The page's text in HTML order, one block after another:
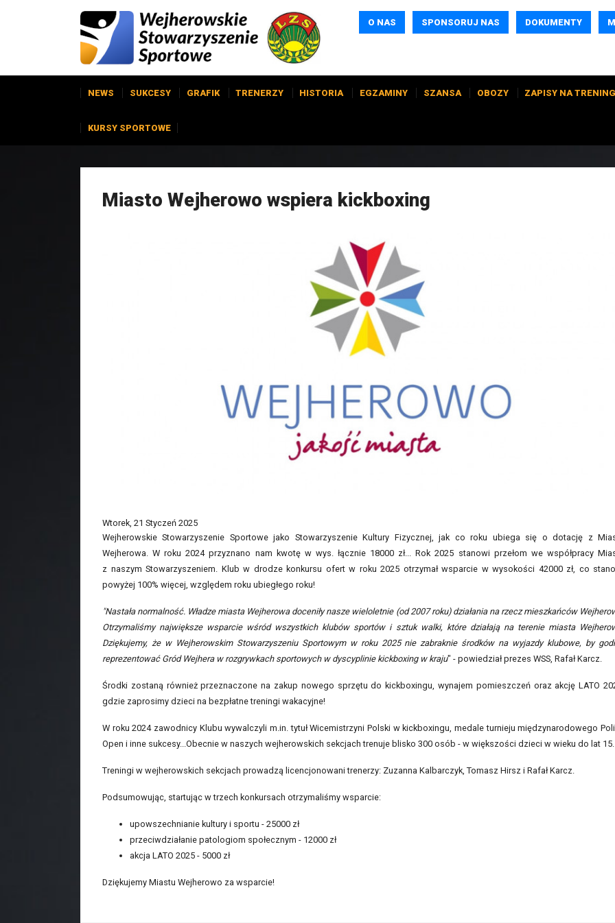
O NAS SPONSORUJ NAS DOKUMENTY
NEWS SUKCESY GRAFIK TRENERZY HISTORIA EGZAMINY SZANSA OBOZY ZAPISY NA
KURSY SPORTOWE
Miasto Wejherowo wspiera kickboxing
Wtorek, 21 Styczeń 2025
Wejherowskie Stowarzyszenie Sportowe jako Stowarzyszenie Kultury Fizycznej, jak co roku ubiega się o dotację z
Wejherowa. W roku 2024 przyznano nam kwotę w wys. łącznie 18000 zł... Rok 2025 stanowi przełom we współpracy
z naszym Stowarzyszeniem. Klub w drodze konkursu ofert w roku 2025 otrzymał wsparcie w wysokości 42000 zł, co
powyżej 100% więcej, względem roku ubiegłego roku!
"Nastała normalność. Władze miasta Wejherowa doceniły nasze wieloletnie (od 2007 roku) działania na rzecz mieszkańców
Otrzymaliśmy największe wsparcie wśród wszystkich klubów sportów i sztuk walki, które działają na terenie miasta
Dziękujemy, że w Wejherowskim Stowarzyszeniu Sportowym w roku 2025 nie zabraknie środków na wyjazdy klubowe, by
reprezentować Gród Wejhera w rozgrywkach sportowych w dyscyplinie kickboxing w kraju" - powiedział prezes WSS, Rafał Karcz.
Środki zostaną również przeznaczone na zakup nowego sprzętu do kickboxingu, wynajem pomieszczeń oraz akcję LATO
gdzie zaprosimy dzieci na bezpłatne treningi wakacyjne!
W roku 2024 zawodnicy Klubu wywalczyli m.in. tytuł Wicemistrzyni Polski w kickboxingu, medale turnieju międzynarodowego
Open i inne sukcesy...Obecnie w naszych wejherowskich sekcjach trenuje blisko 300 osób - w większości dzieci w wieku do lat 15.
Treningi w wejherowskich sekcjach prowadzą licencjonowani trenerzy: Zuzanna Kalbarczyk, Tomasz Hirsz i Rafał Karcz.
Podsumowując, startując w trzech konkursach otrzymaliśmy wsparcie:
upowszechnianie kultury i sportu - 25000 zł
przeciwdziałanie patologiom społecznym - 12000 zł
akcja LATO 2025 - 5000 zł
Dziękujemy Miastu Wejherowo za wsparcie!